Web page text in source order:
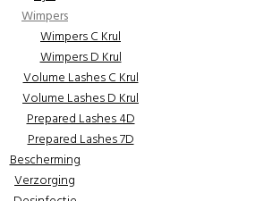
Wimpers
Wimpers C Krul
Wimpers D Krul
Volume Lashes C Krul
Volume Lashes D Krul
Prepared Lashes 4D
Prepared Lashes 7D
Bescherming
Verzorging